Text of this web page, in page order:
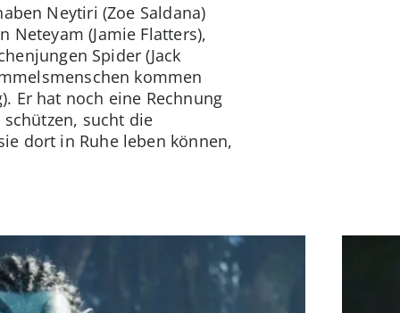
Neytiri (Zoe Saldana)
Neteyam (Jamie Flatters),
Spider (Jack
kommen
Er hat noch eine Rechnung
sucht die
dort in Ruhe leben können,